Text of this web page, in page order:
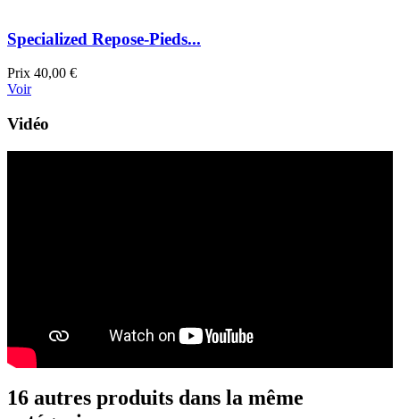
Specialized Repose-Pieds...
Prix 40,00 €
Voir
Vidéo
16 autres produits dans la même